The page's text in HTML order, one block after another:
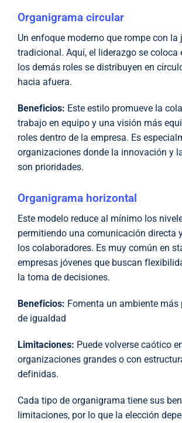
Organigrama circular
Un enfoque moderno que rompe con la
tradicional. Aquí, el liderazgo se coloca
los demás roles se distribuyen en
hacia afuera.
Beneficios: Este estilo promueve la
trabajo en equipo y una visión más
roles dentro de la empresa. Es
organizaciones donde la innovación y
son prioridades.
Organigrama horizontal
Este modelo reduce al mínimo los
permitiendo una comunicación directa
los colaboradores. Es muy común en
empresas jóvenes que buscan
la toma de decisiones.
Beneficios: Fomenta un ambiente
de igualdad
Limitaciones: Puede volverse caótico
organizaciones grandes o con
definidas.
Cada tipo de organigrama tiene sus
limitaciones, por lo que la elección